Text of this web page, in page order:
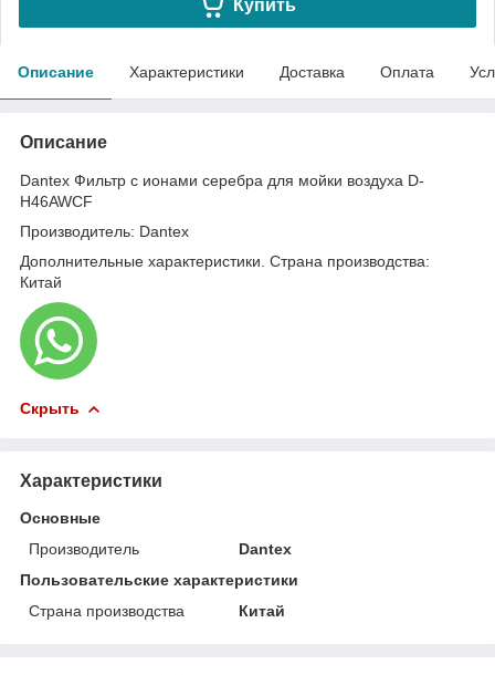
Купить
Описание Характеристики Доставка Оплата
Описание
Dantex Фильтр с ионами серебра для мойки воздуха D-
H46AWCF
Производитель: Dantex
Дополнительные характеристики. Страна производства:
Китай
Скрыть
Характеристики
Основные
Производитель
Dantex
Пользовательские характеристики
Страна производства
Китай